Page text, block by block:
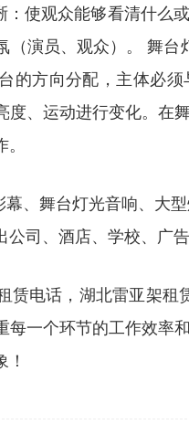
使观众能够看清什么
（演员、观众）。 舞
的方向分配，主体必
、运动进行变化。在
、舞台灯光音响、大
司、酒店、学校、广
赁电话，湖北雷亚架
一个环节的工作效率